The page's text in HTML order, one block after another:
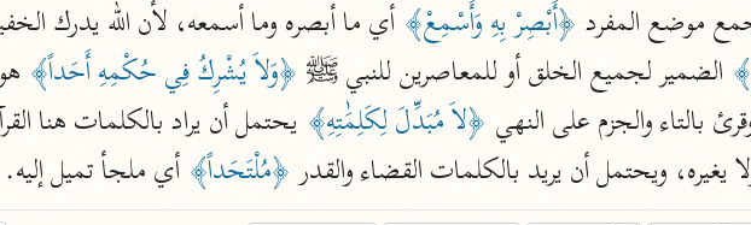
نحو ١١ مجلدًا
التسهيل لعلوم التنزيل
ابن جُزَيّ (٧٤١ هـ)
نحو ٣ مجلدات
نحو مجلد
تيسير الكريم الرحمن
السعدي (١٣٧٦ هـ)
نحو ٤ مجلدات
أيسر التفاسير
موضع المفرد ﴿أَبْصِرْ بِهِ وَأَسْمِعْ﴾
الضمير لجميع الخلق أو للمعاصرين للنبي ﷺ ﴿وَلاَ يُشْرِكُ فِي حُكْمِهِ أَحَداً﴾
بالتاء والجزم على النهي ﴿لاَ مُبَدِّلَ لِكَلِمَٰتِهِ﴾
يغيره، ويحتمل أن يريد بالكلمات القضاء والقدر ﴿مُلْتَحَداً﴾ أي ملجأ تميل إليه.